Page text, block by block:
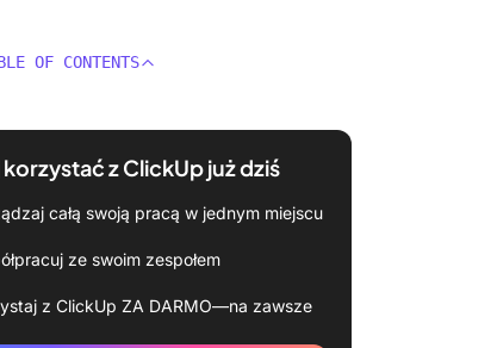
OF CONTENTS
z ClickUp już dziś
całą swoją pracą w jednym miejscu
ze swoim zespołem
z ClickUp ZA DARMO—na zawsze